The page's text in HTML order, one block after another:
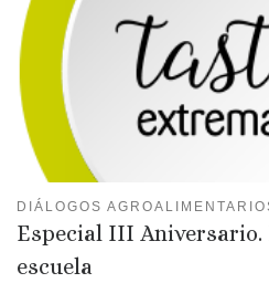
DIÁLOGOS
Especial III
escuela